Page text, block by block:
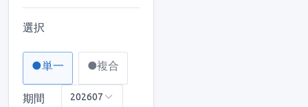
選択
●単一 ●複合
期間